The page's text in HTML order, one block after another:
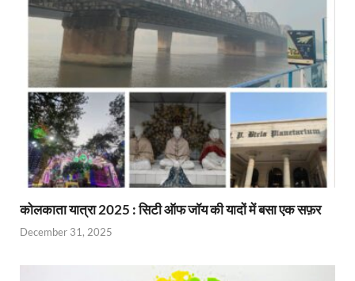
कोलकाता यात्रा 2025 : सिटी ऑफ जॉय की यादों में बसा एक सफ़र
December 31, 2025